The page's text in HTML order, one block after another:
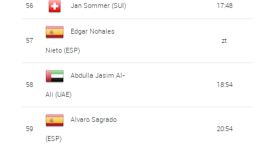
56 Jan Sommer (SUI) 17:48
57
Edgar Nohales
Nieto (ESP)
zt
58
Abdulla Jasim Al-
Ali (UAE)
18:54
59
Alvaro Sagrado
(ESP)
20:54